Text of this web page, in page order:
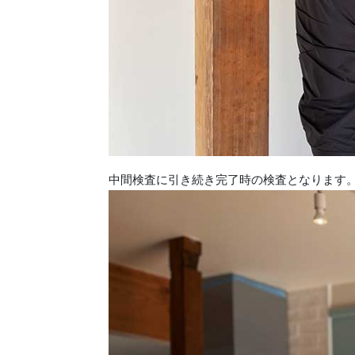
中間検査に引き続き完了時の検査となります